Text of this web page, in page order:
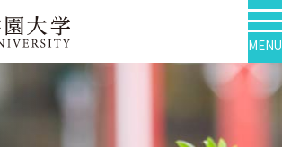
MENU